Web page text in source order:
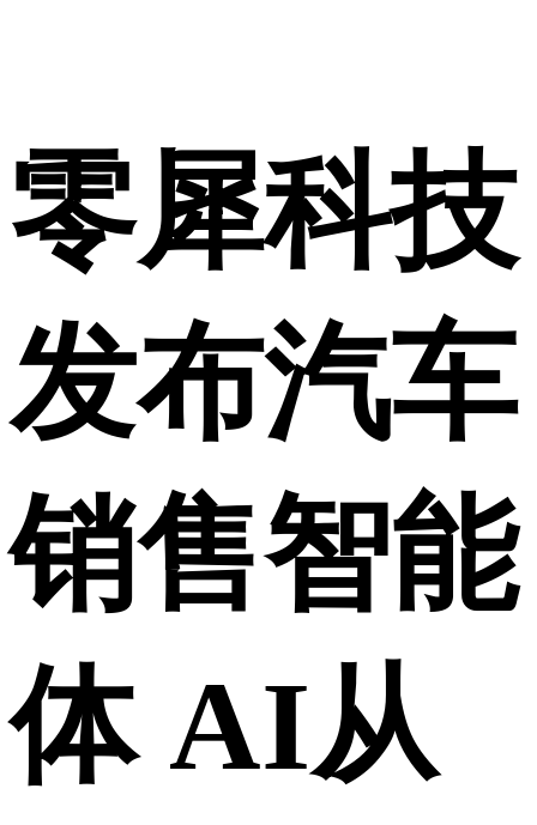
零犀科技
发布汽车
销售智能
体 AI从